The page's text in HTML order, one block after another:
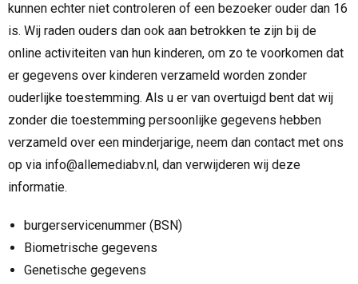
kunnen echter niet controleren of een bezoeker ouder dan 16
is. Wij raden ouders dan ook aan betrokken te zijn bij de
online activiteiten van hun kinderen, om zo te voorkomen dat
er gegevens over kinderen verzameld worden zonder
ouderlijke toestemming. Als u er van overtuigd bent dat wij
zonder die toestemming persoonlijke gegevens hebben
verzameld over een minderjarige, neem dan contact met ons
op via info@allemediabv.nl, dan verwijderen wij deze
informatie.
burgerservicenummer (BSN)
Biometrische gegevens
Genetische gegevens